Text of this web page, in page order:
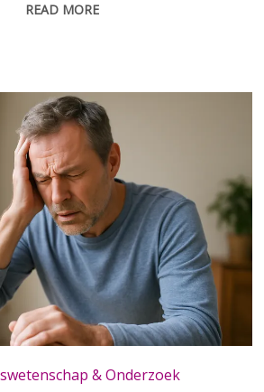
READ MORE
hoofd draait: hoe een vitamine d-tekort je evenwicht verstoort
& Onderzoek